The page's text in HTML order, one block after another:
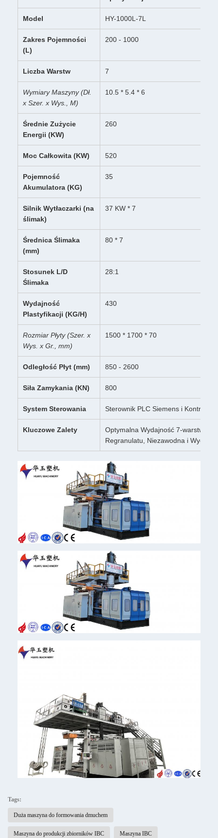
Model HY-1000L-7L
Zakres Pojemności
(L)
200 - 1000
Liczba Warstw 7
Wymiary Maszyny (Dł.
x Szer. x Wys., M)
10.5 * 5.4 * 6
Średnie Zużycie
Energii (KW)
260
Moc Całkowita (KW) 520
Pojemność
Akumulatora (KG)
35
Silnik Wytłaczarki (na
ślimak)
37 KW * 7
Średnica Ślimaka
(mm)
80 * 7
Stosunek L/D
Ślimaka
28:1
Wydajność
Plastyfikacji (KG/H)
430
Rozmiar Płyty (Szer. x
Wys. x Gr., mm)
1500 * 1700 * 70
Odległość Płyt (mm) 850 - 2600
Siła Zamykania (KN) 800
System Sterowania Sterownik PLC Siemens i Kontrola
Kluczowe Zalety
Optymalna Wydajność 7-
Regranulatu, Niezawodna i
Tags:
Duża maszyna do formowania dmuchem
Maszyna do produkcji zbiorników IBC Maszyna IBC